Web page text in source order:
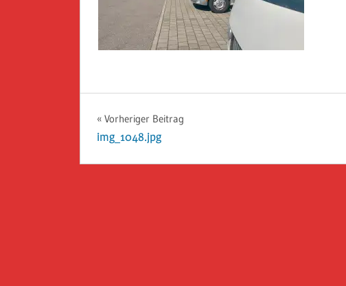
Beitragsnavigation
Vorheriger Beitrag
img_1048.jpg